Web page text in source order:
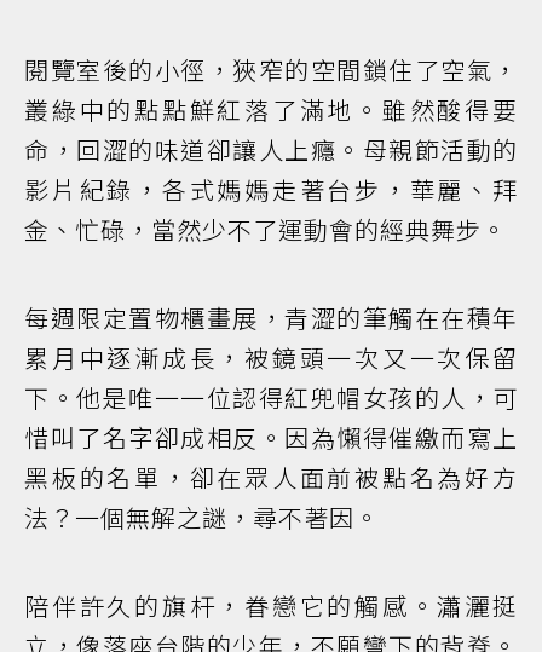
閱覽室後的小徑，狹窄的空間鎖住了空氣，
叢綠中的點點鮮紅落了滿地。雖然酸得要
命，回澀的味道卻讓人上癮。母親節活動的
影片紀錄，各式媽媽走著台步，華麗、拜
金、忙碌，當然少不了運動會的經典舞步。
每週限定置物櫃畫展，青澀的筆觸在在積年
累月中逐漸成長，被鏡頭一次又一次保留
下。他是唯一一位認得紅兜帽女孩的人，可
惜叫了名字卻成相反。因為懶得催繳而寫上
黑板的名單，卻在眾人面前被點名為好方
法？一個無解之謎，尋不著因。
陪伴許久的旗杆，眷戀它的觸感。瀟灑挺